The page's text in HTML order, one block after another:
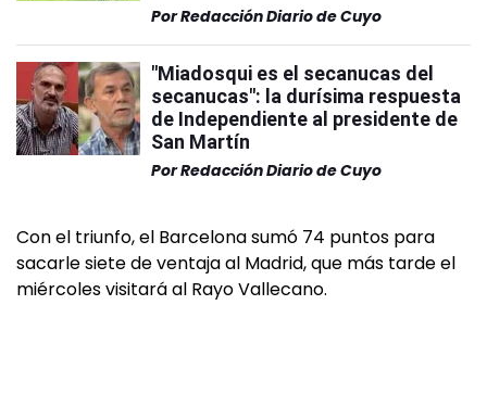
PorRedacción Diario de Cuyo
"Miadosqui es el secanucas del
secanucas": la durísima respuesta
de Independiente al presidente de
San Martín
PorRedacción Diario de Cuyo
Con el triunfo, el Barcelona sumó 74 puntos para
sacarle siete de ventaja al Madrid, que más tarde el
miércoles visitará al Rayo Vallecano.